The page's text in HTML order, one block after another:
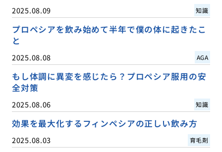
2025.08.09 知識
プロペシアを飲み始めて半年で僕の体に起きたこ
と
2025.08.08 AGA
もし体調に異変を感じたら？プロペシア服用の安
全対策
2025.08.06 知識
効果を最大化するフィンペシアの正しい飲み方
2025.08.03 育毛剤